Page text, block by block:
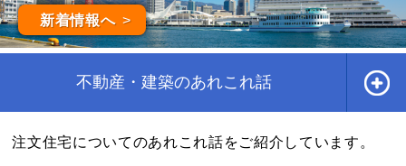
新着情報へ
不動産・建築のあれこれ話
注文住宅についてのあれこれ話をご紹介しています。